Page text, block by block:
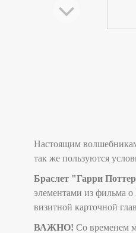
Настоящим
так же пользуются
Браслет "Гарри
элементами из фильма
визитной карточной
ВАЖНО! Со временем